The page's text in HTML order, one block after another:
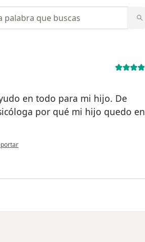
en todo para mi hijo. De
por qué mi hijo quedo en
opinión del usuario Cuenta eliminada